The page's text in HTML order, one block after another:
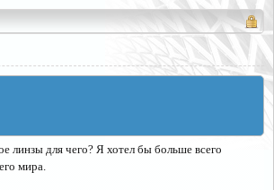
линзы для чего? Я хотел бы больше всего
мира.